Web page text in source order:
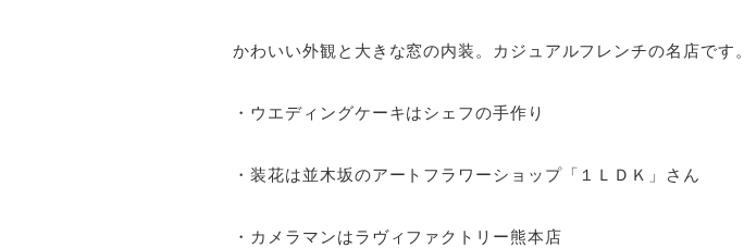
かわいい外観と大きな窓の内装。カジュアルフレンチの名店です。
・ウエディングケーキはシェフの手作り
・装花は並木坂のアートフラワーショップ「１ＬＤＫ」さん
・カメラマンはラヴィファクトリー熊本店